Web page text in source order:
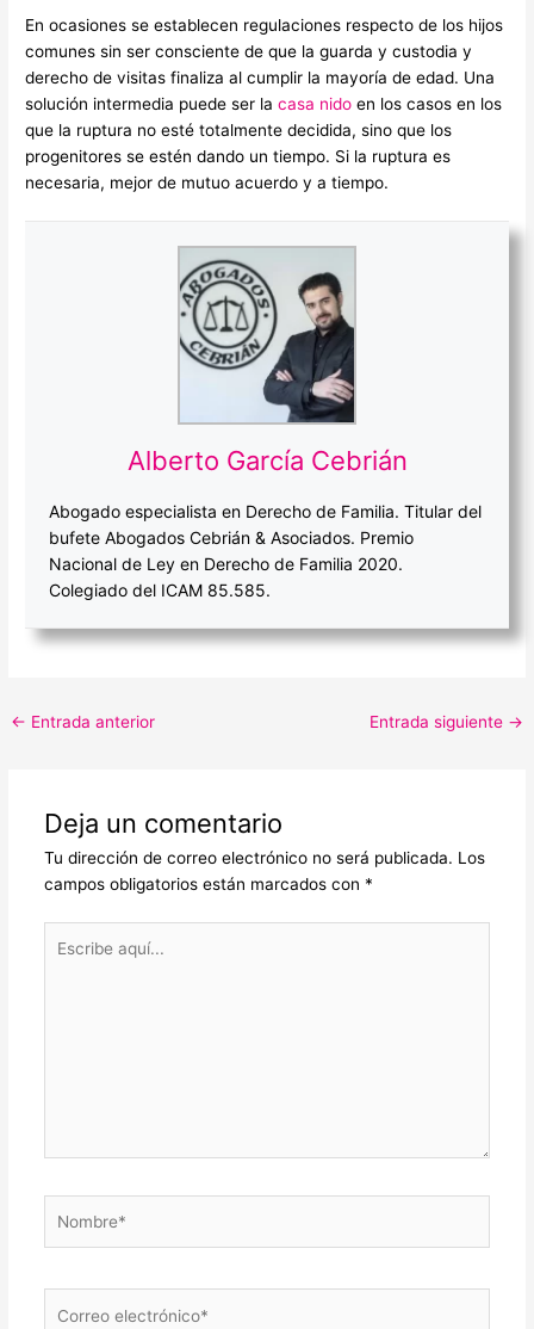
En ocasiones se establecen regulaciones respecto de los hijos
comunes sin ser consciente de que la guarda y custodia y
derecho de visitas finaliza al cumplir la mayoría de edad. Una
solución intermedia puede ser lacasa nido en los casos en los
que la ruptura no esté totalmente decidida, sino que los
progenitores se estén dando un tiempo. Si la ruptura es
necesaria, mejor de mutuo acuerdo y a tiempo.
Alberto García Cebrián
Abogado especialista en Derecho de Familia. Titular del
bufete Abogados Cebrián & Asociados. Premio
Nacional de Ley en Derecho de Familia 2020.
Colegiado del ICAM 85.585.
← Entrada anterior Entrada siguiente →
Deja un comentario
Tu dirección de correo electrónico no será publicada. Los
campos obligatorios están marcados con *
aquí...